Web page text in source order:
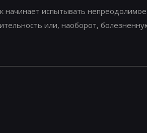
начинает испытывать
или, наоборот,